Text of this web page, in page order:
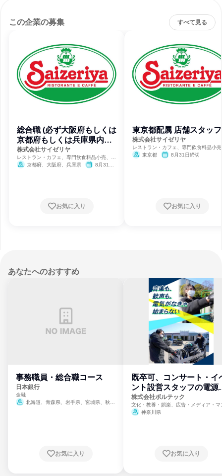
この企業の募集 すべて見る
総合職 (必ず大阪府もしくは
京都府もしくは兵庫県内店
舗配属)
株式会社サイゼリヤ
レストラン・カフェ、専門飲食料品小売、総
合商社・専門商社・卸売
京都府、大阪府、兵庫県
8月31日
お気に入り
東京都配属 店舗スタッフ
株式会社サイゼリヤ
レストラン・カフェ、専門飲食料品小
合商社・専門商社・卸売
東京都 8月31日締切
お気に入り
あなたへのおすすめ
事務職員・総合職コース
日本銀行
金融
北海道、青森県、岩手県、宮城県、秋田
崎県、熊本県、大分県、宮崎県、鹿児島県、
お気に入り
既卒可、コンサート・イ
ント設営スタッフの電源
門
株式会社ボルテック
文化・教養・娯楽、広告・メディア・マ
ミ、電力・ガス・水道・エネルギー
神奈川県
お気に入り